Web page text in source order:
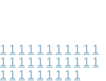
1 1 1 1 1 1 1 1 1 1 1
1 1 1 1 1 1 1 1 1 1 1
1 1 1 1 1 1 1 1 1